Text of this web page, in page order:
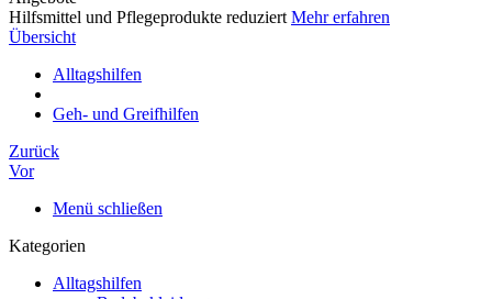
Hilfsmittel und Pflegeprodukte reduziert Mehr erfahren
Übersicht
Alltagshilfen
Geh- und Greifhilfen
Zurück
Vor
Menü schließen
Kategorien
Alltagshilfen